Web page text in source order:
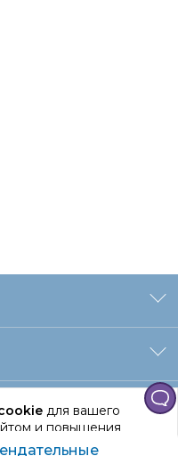
для вашего
и повышения